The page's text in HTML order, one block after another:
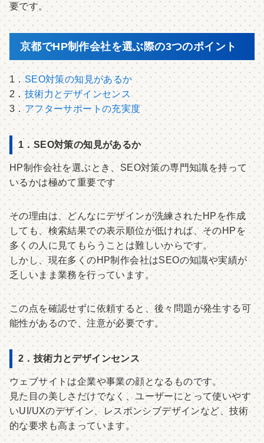
要です。
京都でHP制作会社を選ぶ際の3つのポイント
1．SEO対策の知見があるか
2．技術力とデザインセンス
3．アフターサポートの充実度
1．SEO対策の知見があるか
HP制作会社を選ぶとき、SEO対策の専門知識を持って
いるかは極めて重要です
その理由は、どんなにデザインが洗練されたHPを作成
しても、検索結果での表示順位が低ければ、そのHPを
多くの人に見てもらうことは難しいからです。
しかし、現在多くのHP制作会社はSEOの知識や実績が
乏しいまま業務を行っています。
この点を確認せずに依頼すると、後々問題が発生する可
能性があるので、注意が必要です。
2．技術力とデザインセンス
ウェブサイトは企業や事業の顔となるものです。
見た目の美しさだけでなく、ユーザーにとって使いやす
いUI/UXのデザイン、レスポンシブデザインなど、技術
的な要求も高まっています。